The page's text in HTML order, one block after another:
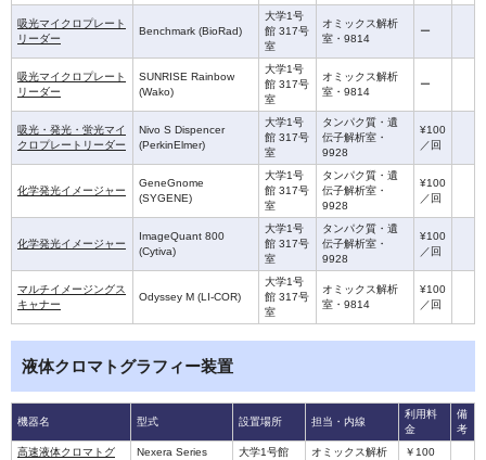
吸光マイクロプレート
リーダー
Benchmark (BioRad)
大学1号
館 317号
室
オミックス解析
室・9814
ー
吸光マイクロプレート
リーダー
SUNRISE Rainbow
(Wako)
大学1号
館 317号
室
オミックス解析
室・9814
ー
吸光・発光・蛍光マイ
クロプレートリーダー
Nivo S Dispencer
(PerkinElmer)
大学1号
館 317号
室
タンパク質・遺
伝子解析室・
9928
¥100
／回
化学発光イメージャー
GeneGnome
(SYGENE)
大学1号
館 317号
室
タンパク質・遺
伝子解析室・
9928
¥100
／回
化学発光イメージャー
ImageQuant 800
(Cytiva)
大学1号
館 317号
室
タンパク質・遺
伝子解析室・
9928
¥100
／回
マルチイメージングス
キャナー
Odyssey M (LI-COR)
大学1号
館 317号
室
オミックス解析
室・9814
¥100
／回
液体クロマトグラフィー装置
機器名 型式 設置場所 担当・内線
利用料
金
備
考
高速液体クロマトグ
Nexera Series
大学1号館
オミックス解析
￥100